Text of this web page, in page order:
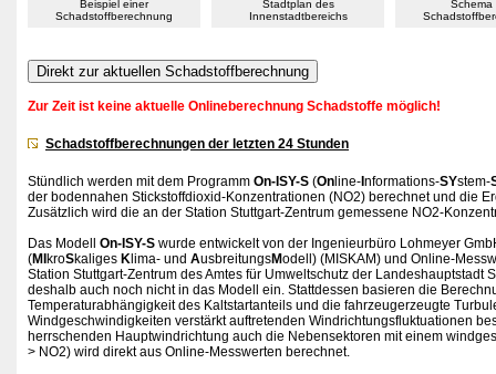
Beispiel einer
Schadstoffberechnung
Stadtplan des
Innenstadtbereichs
Schema
Zur Zeit ist keine aktuelle Onlineberechnung Schadstoffe möglich!
Schadstoffberechnungen der letzten 24 Stunden
Stündlich werden mit dem Programm On-ISY-S (On line- nformations-SYstem-
der bodennahen Stickstoffdioxid-Konzentrationen (NO2) berechnet und die
Zusätzlich wird die an der Station Stuttgart-Zentrum gemessene NO2-
Das Modell On-ISY-S wurde entwickelt von der Ingenieurbüro Lohmeyer
(MI kroSkaliges K lima- und AusbreitungsModell) (MISKAM) und Online-
Station Stuttgart-Zentrum des Amtes für Umweltschutz der
deshalb auch noch nicht in das Modell ein. Stattdessen basieren die
Temperaturabhängigkeit des Kaltstartanteils und die fahrzeugerzeugte
Windgeschwindigkeiten verstärkt auftretenden Windrichtungsfluktuationen
herrschenden Hauptwindrichtung auch die Nebensektoren mit einem
> NO2) wird direkt aus Online-Messwerten berechnet.